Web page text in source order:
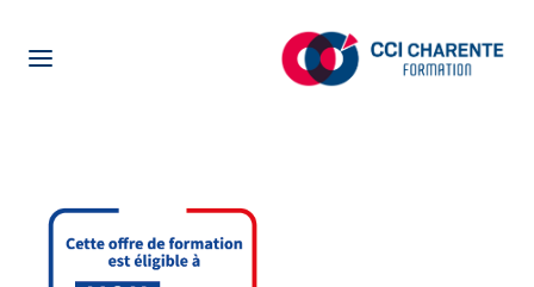
LA FORMATION POUR ADULTES
CENTRE D’ETUDE DE LANGUES